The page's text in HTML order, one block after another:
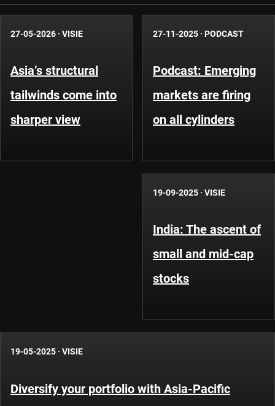
27-05-2026 · VISIE
Asia’s structural
tailwinds come into
sharper view
27-11-2025 · PODCAST
Podcast: Emerging
markets are firing
on all cylinders
19-09-2025 · VISIE
India: The ascent of
small and mid-cap
stocks
19-05-2025 · VISIE
Diversify your portfolio with Asia-Pacific